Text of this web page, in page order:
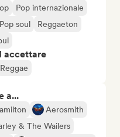
Pop internazionale
Pop soul
Reggaeton
accettare
Reggae
a...
Aerosmith
& The Wailers